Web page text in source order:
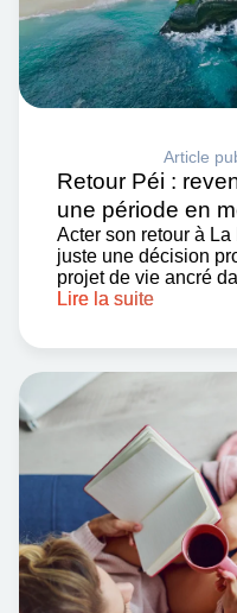
Article
Retour Péi :
une période en
Acter son retour à La
juste une décision
projet de vie ancré
Lire la suite